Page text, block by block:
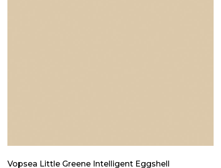
Vopsea Little Greene Intelligent Eggshell